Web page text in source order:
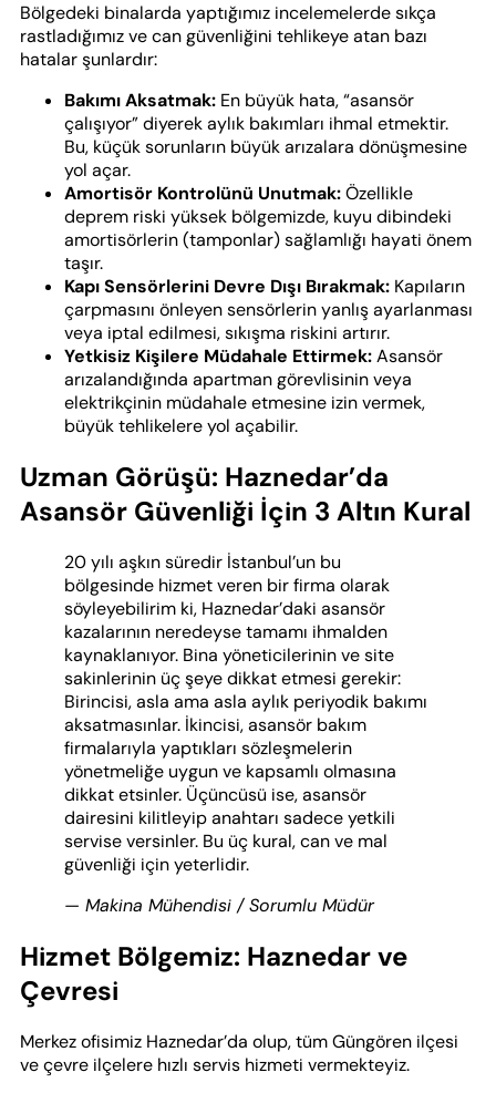
Bölgedeki binalarda yaptığımız incelemelerde sıkça
rastladığımız ve can güvenliğini tehlikeye atan bazı
hatalar şunlardır:
Bakımı Aksatmak: En büyük hata, “asansör
çalışıyor” diyerek aylık bakımları ihmal etmektir.
Bu, küçük sorunların büyük arızalara dönüşmesine
yol açar.
Amortisör Kontrolünü Unutmak:Özellikle
deprem riski yüksek bölgemizde, kuyu dibindeki
amortisörlerin (tamponlar) sağlamlığı hayati önem
taşır.
Kapı Sensörlerini Devre Dışı Bırakmak: Kapıların
çarpmasını önleyen sensörlerin yanlış ayarlanması
veya iptal edilmesi, sıkışma riskini artırır.
Yetkisiz Kişilere Müdahale Ettirmek:Asansör
arızalandığında apartman görevlisinin veya
elektrikçinin müdahale etmesine izin vermek,
büyük tehlikelere yol açabilir.
Uzman Görüşü: Haznedar’da
Asansör Güvenliği İçin 3 Altın Kural
20 yılı aşkın süredir İstanbul’un bu
bölgesinde hizmet veren bir firma olarak
söyleyebilirim ki, Haznedar’daki asansör
kazalarının neredeyse tamamı ihmalden
kaynaklanıyor. Bina yöneticilerinin ve site
sakinlerinin üç şeye dikkat etmesi gerekir:
Birincisi, asla ama asla aylık periyodik bakımı
aksatmasınlar. İkincisi, asansör bakım
firmalarıyla yaptıkları sözleşmelerin
yönetmeliğe uygun ve kapsamlı olmasına
dikkat etsinler. Üçüncüsü ise, asansör
dairesini kilitleyip anahtarı sadece yetkili
servise versinler. Bu üç kural, can ve mal
güvenliği için yeterlidir.
— Makina Mühendisi / Sorumlu Müdür
Hizmet Bölgemiz: Haznedar ve
Çevresi
Merkez ofisimiz Haznedar’da olup, tüm Güngören ilçesi
ve çevre ilçelere hızlı servis hizmeti vermekteyiz.